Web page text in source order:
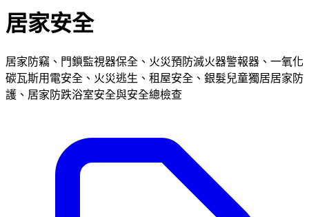
居家安全
居家防竊、門鎖監視器保全、火災預防滅火器警報器、一氧化
碳瓦斯用電安全、火災逃生、租屋安全、銀髮兒童獨居居家防
護、居家防跌浴室安全與安全總檢查